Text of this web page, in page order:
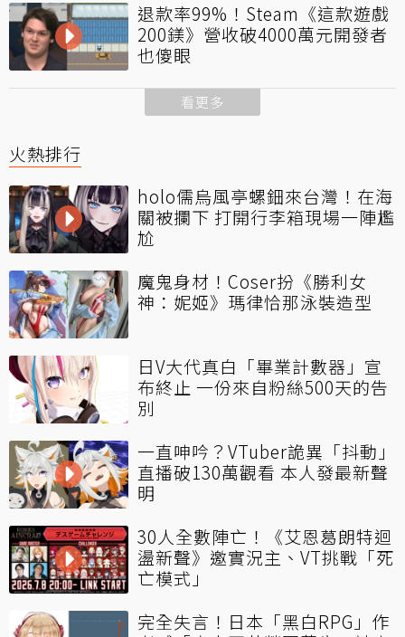
退款率99%！Steam《這款遊戲
200鎂》營收破4000萬元開發者
也傻眼
看更多
火熱排行
holo儒烏風亭螺鈿來台灣！在海
關被攔下 打開行李箱現場一陣尷
尬
魔鬼身材！Coser扮《勝利女
神：妮姬》瑪律恰那泳裝造型
日V大代真白「畢業計數器」宣
布終止 一份來自粉絲500天的告
別
一直呻吟？VTuber詭異「抖動」
直播破130萬觀看 本人發最新聲
明
30人全數陣亡！《艾恩葛朗特迴
盪新聲》邀實況主、VT挑戰「死
亡模式」
完全失言！日本「黑白RPG」作